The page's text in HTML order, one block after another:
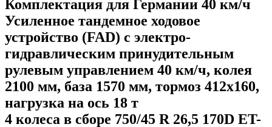
Комплектация для Германии 40 км/ч
Усиленное тандемное ходовое
устройство (FAD) с электро-
гидравлическим принудительным
рулевым управлением 40 км/ч, колея
2100 мм, база 1570 мм, тормоз 412x160,
нагрузка на ось 18 т
4 колеса в сборе 750/45 R 26,5 170D ET-